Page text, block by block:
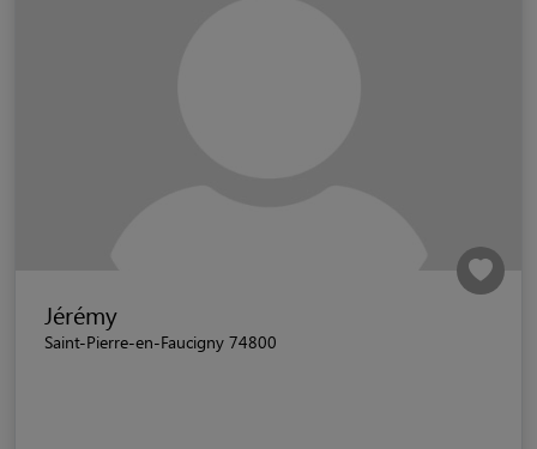
Jérémy
Saint-Pierre-en-Faucigny 74800